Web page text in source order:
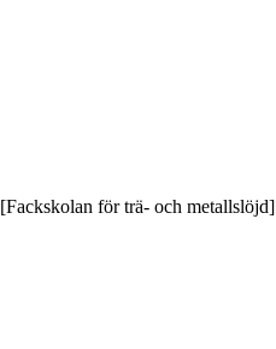
[Fackskolan för trä- och metallslöjd]